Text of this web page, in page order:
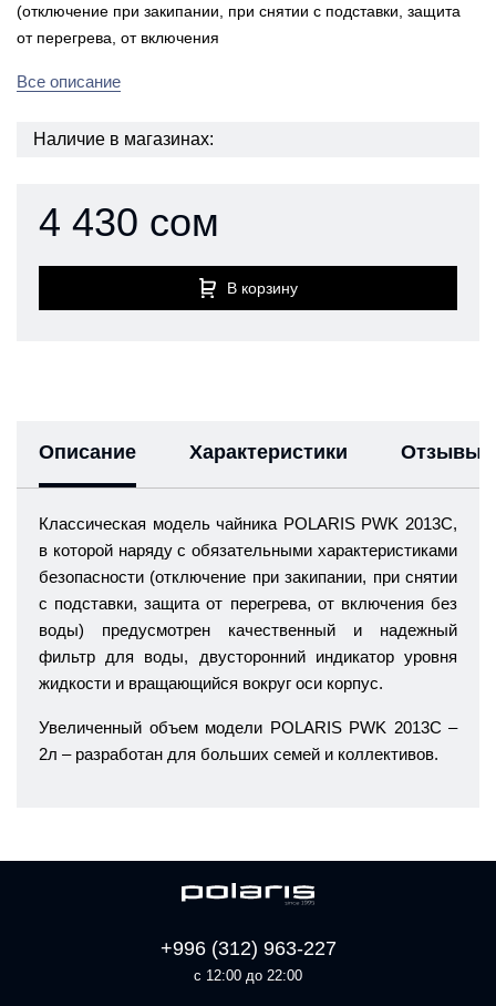
(отключение при закипании, при снятии с подставки, защита
от перегрева, от включения
Все описание
Наличие в магазинах:
4 430 сом
В корзину
Описание Характеристики Отзывы
Классическая модель чайника POLARIS PWK 2013C,
в которой наряду с обязательными характеристиками
безопасности (отключение при закипании, при снятии
с подставки, защита от перегрева, от включения без
воды) предусмотрен качественный и надежный
фильтр для воды, двусторонний индикатор уровня
жидкости и вращающийся вокруг оси корпус.
Увеличенный объем модели POLARIS PWK 2013C –
2л – разработан для больших семей и коллективов.
+996 (312) 963-227
с 12:00 до 22:00